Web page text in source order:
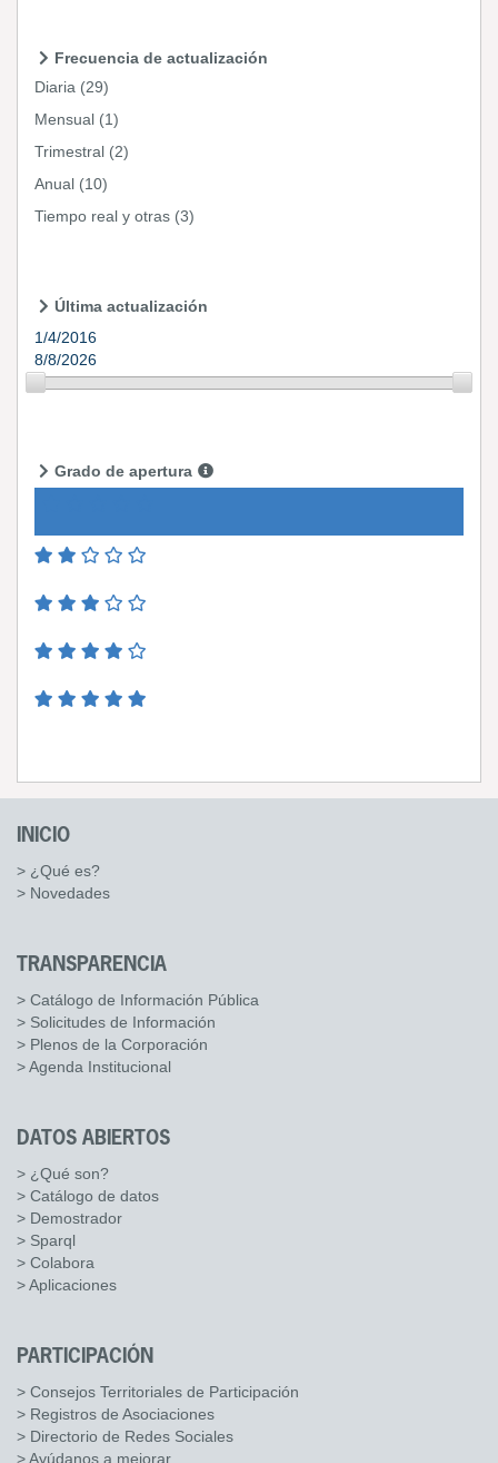
Frecuencia de actualización
Diaria (29)
Mensual (1)
Trimestral (2)
Anual (10)
Tiempo real y otras (3)
Última actualización
1/4/2016
8/8/2026
Grado de apertura
INICIO
> ¿Qué es?
> Novedades
TRANSPARENCIA
> Catálogo de Información Pública
> Solicitudes de Información
> Plenos de la Corporación
> Agenda Institucional
DATOS ABIERTOS
> ¿Qué son?
> Catálogo de datos
> Demostrador
> Sparql
> Colabora
> Aplicaciones
PARTICIPACIÓN
> Consejos Territoriales de Participación
> Registros de Asociaciones
> Directorio de Redes Sociales
> Ayúdanos a mejorar